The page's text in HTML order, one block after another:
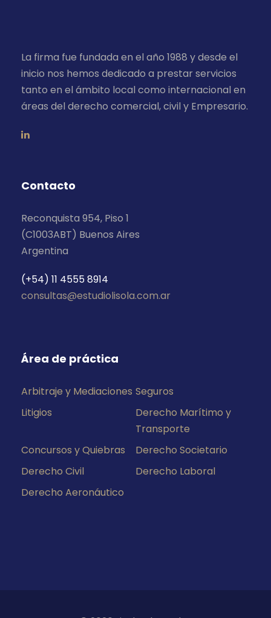
La firma fue fundada en el año 1988 y desde el
inicio nos hemos dedicado a prestar servicios
tanto en el ámbito local como internacional en
áreas del derecho comercial, civil y Empresario.
Contacto
Reconquista 954, Piso 1
(C1003ABT) Buenos Aires
Argentina
(+54) 11 4555 8914
consultas@estudiolisola.com.ar
Área de práctica
Arbitraje y Mediaciones Seguros
Litigios
Derecho Marítimo y
Transporte
Concursos y Quiebras
Derecho Societario
Derecho Civil
Derecho Laboral
Derecho Aeronáutico